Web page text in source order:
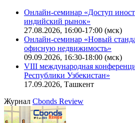
Онлайн-семинар «Доступ
индийский рынок»
27.08.2026, 16:00-17:00 (мск)
Онлайн-семинар «Новый
офисную недвижимость»
09.09.2026, 16:30-18:00 (мск)
VIII международная
Республики Узбекистан»
17.09.2026, Ташкент
Журнал Cbonds Review